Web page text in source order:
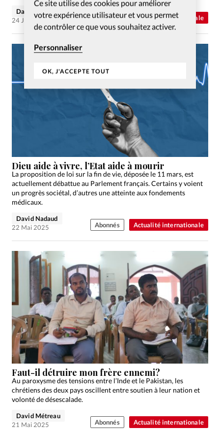
Ce site utilise des cookies pour améliorer
votre expérience utilisateur et vous permet
de contrôler ce que vous souhaitez activer.
Personnaliser
OK, J'ACCEPTE TOUT
Actualité internationale
David Métreau
24 Juin 2025
Abonnés
Actualité internationale
Dieu aide à vivre, l’Etat aide à mourir
La proposition de loi sur la fin de vie, déposée le 11 mars, est
actuellement débattue au Parlement français. Certains y voient
un progrès sociétal, d’autres une atteinte aux fondements
médicaux.
David Nadaud
22 Mai 2025
Abonnés
Actualité internationale
Faut-il détruire mon frère ennemi?
Au paroxysme des tensions entre l’Inde et le Pakistan, les
chrétiens des deux pays oscillent entre soutien à leur nation et
volonté de désescalade.
David Métreau
21 Mai 2025
Abonnés